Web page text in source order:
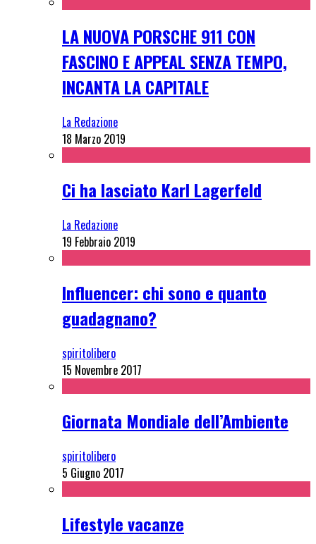
LA NUOVA PORSCHE 911 CON
FASCINO E APPEAL SENZA TEMPO,
INCANTA LA CAPITALE
La Redazione
18 Marzo 2019
Ci ha lasciato Karl Lagerfeld
La Redazione
19 Febbraio 2019
Influencer: chi sono e quanto
guadagnano?
spiritolibero
15 Novembre 2017
Giornata Mondiale dell’Ambiente
spiritolibero
5 Giugno 2017
Lifestyle vacanze